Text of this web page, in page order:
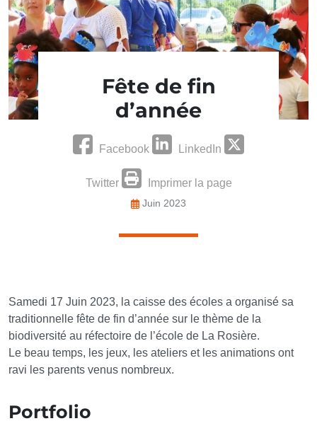
Fête de fin
d’année
Facebook LinkedIn
Twitter Imprimer la page
Juin 2023
Samedi 17 Juin 2023, la caisse des écoles a organisé sa
traditionnelle fête de fin d’année sur le thème de la
biodiversité au réfectoire de l’école de La Rosière.
Le beau temps, les jeux, les ateliers et les animations ont
ravi les parents venus nombreux.
Portfolio